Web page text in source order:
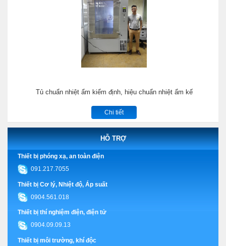
Tủ chuẩn nhiệt ẩm kiểm định, hiệu chuẩn nhiệt ẩm kế
Chi tiết
HỖ TRỢ
Thiết bị phóng xạ, an toàn điện
091.217.7055
Thiết bị Cơ lý, Nhiệt độ, Áp suất
0904.561.018
Thiết bị thí nghiệm điện, điện tử
0904.09.09.13
Thiết bị môi trường, khí độc